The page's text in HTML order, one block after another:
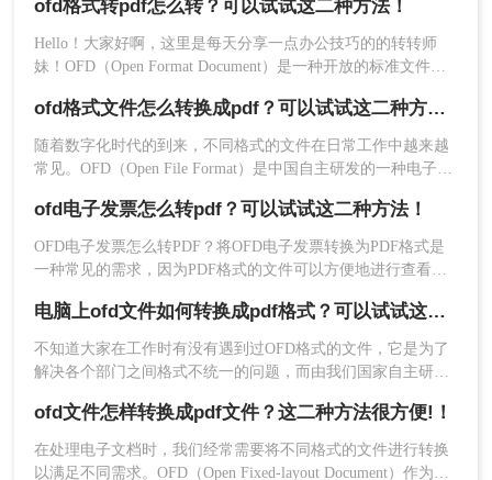
2、点击“选择文件”，把需要转换的OFD文件上传上
去。
3、点击“开始转换”就可以了
式成为了一个常见的需求。那么ofd怎么批量转成pdf呢？本文
将介绍两种实用的方法，帮助您轻松实现ofd文件的批量转换。
ofd格式转pdf怎么转？可以试试这二种方法！
Hello！大家好啊，这里是每天分享一点办公技巧的的转转师
妹！OFD（Open Format Document）是一种开放的标准文件格
格式。由于两者格式不同，有时我们需要将OFD文件转为PDF
格式。本文将详细介绍ofd格式转pdf怎么转方法，帮助大家解
决此类问题。
ofd格式文件怎么转换成pdf？可以试试这二种方法！
随着数字化时代的到来，不同格式的文件在日常工作中越来越
常见。OFD（Open File Format）是中国自主研发的一种电子文
候我们可能需要将OFD格式文件转换为PDF格式，以便更好地
与国际接轨或满足特定需求。本文将介绍ofd格式文件怎么转换
成pdf，帮助您轻松完成转换任务。
ofd电子发票怎么转pdf？可以试试这二种方法！
OFD电子发票怎么转PDF？将OFD电子发票转换为PDF格式是
一种常见的需求，因为PDF格式的文件可以方便地进行查看、
PDF格式的方法和步骤，以及需要注意的事项，帮助大家更好
地完成转换操作。
电脑上ofd文件如何转换成pdf格式？可以试试这二种方法！
不知道大家在工作时有没有遇到过OFD格式的文件，它是为了
解决各个部门之间格式不统一的问题，而由我们国家自主研发
点，所以受到了不少人的喜爱，不过随着而来就有一个问题，
就是这种格式的文件现在的使用群体还不够广泛，传输与查看
起来有一点麻烦，其实要解决这个问题也很简单，只要使用
ofd文件怎样转换成pdf文件？这二种方法很方便!！
在处理电子文档时，我们经常需要将不同格式的文件进行转换
以满足不同需求。OFD（Open Fixed-layout Document）作为一